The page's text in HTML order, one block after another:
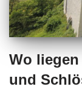
Wo
und